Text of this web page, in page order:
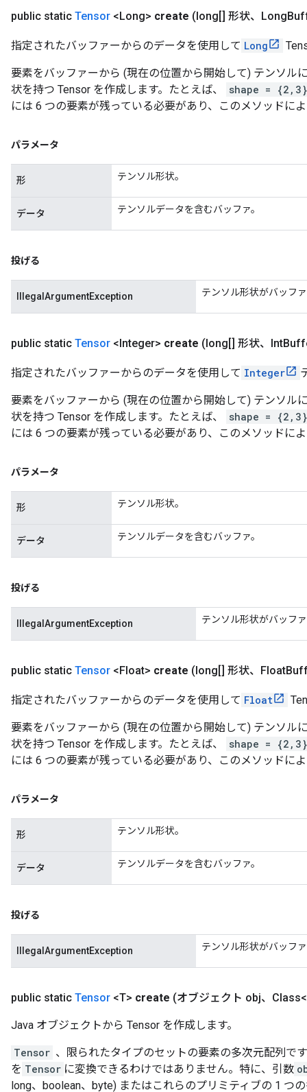
public static Tensor <Long> create (long[] 形状、Long
指定されたバッファーからのデータを使用して Long
要素をバッファーから (現在の位置から開始して) テンソル
状を持つ Tensor を作成します。たとえば、
shape = {2,3}
には 6 つの要素が残っている必要があり、このメソッドに
パラメータ
形 テンソル形状。
データ テンソルデータを含むバッファ。
投げる
IllegalArgumentException テンソル形状がバッフ
public static Tensor <Integer> create (long[] 形状、Int
指定されたバッファーからのデータを使用して Integer
要素をバッファーから (現在の位置から開始して) テンソル
状を持つ Tensor を作成します。たとえば、
shape = {2,3}
には 6 つの要素が残っている必要があり、このメソッドに
パラメータ
形 テンソル形状。
データ テンソルデータを含むバッファ。
投げる
IllegalArgumentException テンソル形状がバッフ
public static Tensor <Float> create (long[] 形状、Float
指定されたバッファーからのデータを使用して Float
要素をバッファーから (現在の位置から開始して) テンソル
状を持つ Tensor を作成します。たとえば、
shape = {2,3}
には 6 つの要素が残っている必要があり、このメソッドに
パラメータ
形 テンソル形状。
データ テンソルデータを含むバッファ。
投げる
IllegalArgumentException テンソル形状がバッフ
public static Tensor <T> create (オブジェクト obj、
Java オブジェクトから Tensor を作成します。
Tensor 、限られたタイプのセットの要素の多次元配列で
を Tensor に変換できるわけではありません。特に、引数
long、boolean、byte) またはこれらのプリミティブの 1 つ